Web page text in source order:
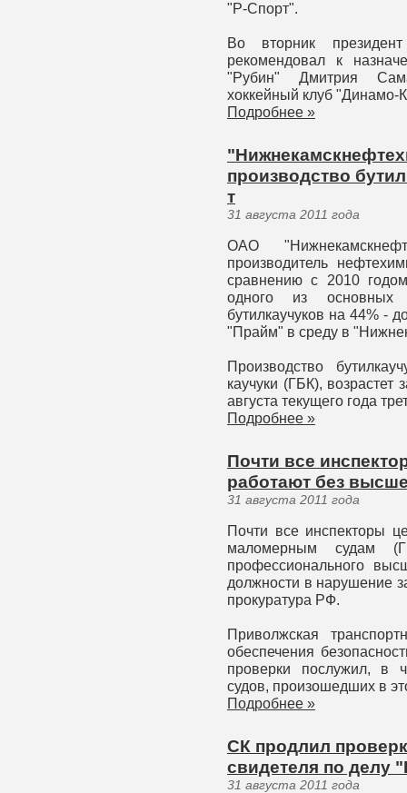
"Р-Спорт".
Во вторник
рекомендовал к
"Рубин" Дмитрия
хоккейный клуб "Динамо-
Подробнее »
производство
т
31 августа 2011 года
ОАО
производитель
сравнению с 2010
одного из основных
бутилкаучуков на 44% -
"Прайм" в среду в
Производство
каучуки (ГБК), возрастет
августа текущего года
Подробнее »
Почти все
работают без
31 августа 2011 года
Почти все инспекторы
маломерным судам
профессионального
должности в нарушение
прокуратура РФ.
Приволжская
обеспечения
проверки послужил, в
судов, произошедших в
Подробнее »
СК продлил
свидетеля по делу
31 августа 2011 года